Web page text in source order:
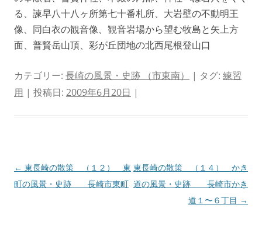
る、諫早八十八ヶ所第七十番札所、大岩壁の不動明王
像、同白衣の観音像、観音岩場から望む牧島と矢上方
面、普賢岳山頂、彩が丘団地の北西尾根登山口
カテゴリー: 長崎の風景・史跡 （市東南） | タグ: 練習
用 | 投稿日: 2009年6月20日 |
投
稿
← 東長崎の散策 （１２） 東
町の風景・史跡 長崎市東町
東長崎の散策 （１４） かき
道の風景・史跡 長崎市かき
道１〜６丁目 →